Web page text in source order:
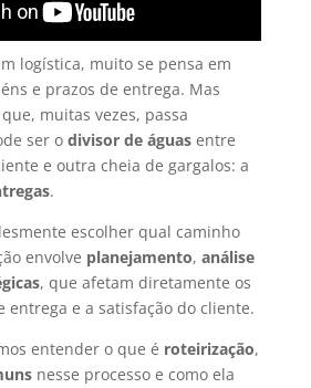
logística, muito se pensa em
e prazos de entrega. Mas
muitas vezes, passa
ser o divisor de águasentre
e outra cheia de gargalos: a
.
escolher qual caminho
envolve planejamento, análise
, que afetam diretamente os
entrega e a satisfação do cliente.
entender o que é roteirização,
nesse processo e como ela